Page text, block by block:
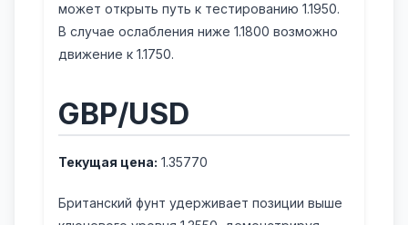
может открыть путь к тестированию 1.1950.
В случае ослабления ниже 1.1800 возможно
движение к 1.1750.
GBP/USD
Текущая цена: 1.35770
Британский фунт удерживает позиции выше